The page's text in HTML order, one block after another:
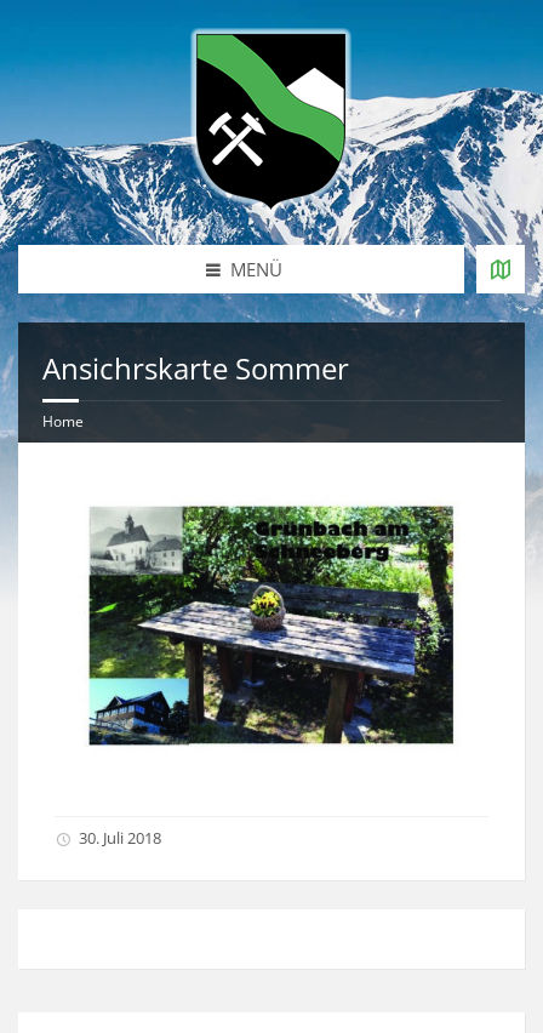
MENÜ
Ansichrskarte Sommer
Home
30. Juli 2018